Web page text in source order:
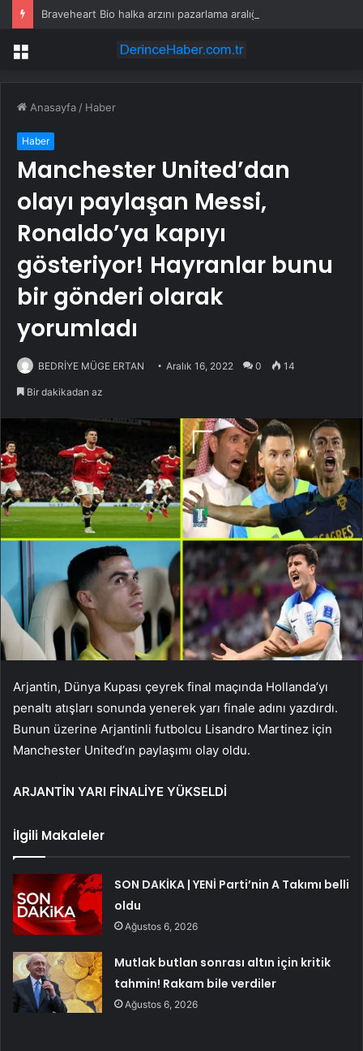
Menü
Anasayfa / Haber
Haber
Manchester United’dan
olayı paylaşan Messi,
Ronaldo’ya kapıyı
gösteriyor! Hayranlar bunu
bir gönderi olarak
yorumladı
BEDRİYE MÜGE ERTAN Aralık 16, 2022 0 14
Bir dakikadan az
Arjantin, Dünya Kupası çeyrek final maçında Hollanda’yı
penaltı atışları sonunda yenerek yarı finale adını yazdırdı.
Bunun üzerine Arjantinli futbolcu Lisandro Martinez için
Manchester United’ın paylaşımı olay oldu.
ARJANTİN YARI FİNALİYE YÜKSELDİ
İlgili Makaleler
SON DAKİKA | YENİ Parti’nin A Takımı belli
oldu
Ağustos 6, 2026
Mutlak butlan sonrası altın için kritik
tahmin! Rakam bile verdiler
Ağustos 6, 2026